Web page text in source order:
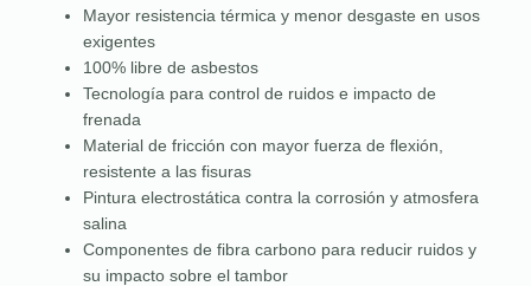
Mayor resistencia térmica y menor desgaste en usos
exigentes
100% libre de asbestos
Tecnología para control de ruidos e impacto de
frenada
Material de fricción con mayor fuerza de flexión,
resistente a las fisuras
Pintura electrostática contra la corrosión y atmosfera
salina
Componentes de fibra carbono para reducir ruidos y
su impacto sobre el tambor